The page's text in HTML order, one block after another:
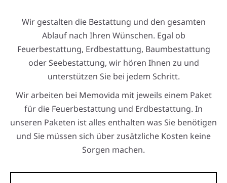
Wir gestalten die Bestattung und den gesamten
Ablauf nach Ihren Wünschen. Egal ob
Feuerbestattung, Erdbestattung, Baumbestattung
oder Seebestattung, wir hören Ihnen zu und
unterstützen Sie bei jedem Schritt.
Wir arbeiten bei Memovida mit jeweils einem Paket
für die Feuerbestattung und Erdbestattung. In
unseren Paketen ist alles enthalten was Sie benötigen
und Sie müssen sich über zusätzliche Kosten keine
Sorgen machen.